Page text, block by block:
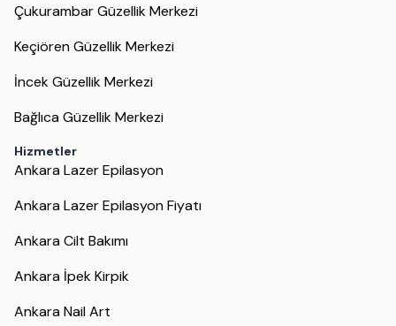
Çukurambar Güzellik Merkezi
Keçiören Güzellik Merkezi
İncek Güzellik Merkezi
Bağlıca Güzellik Merkezi
Hizmetler
Ankara Lazer Epilasyon
Ankara Lazer Epilasyon Fiyatı
Ankara Cilt Bakımı
Ankara İpek Kirpik
Ankara Nail Art